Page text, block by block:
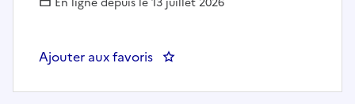
Ajouter aux favoris : Responsable des services à la